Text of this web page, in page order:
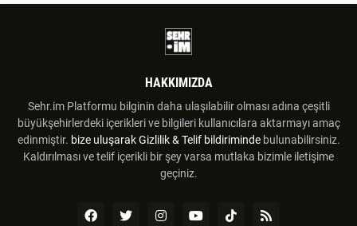
HAKKIMIZDA
Sehr.im Platformu bilginin daha ulaşılabilir olması adına çeşitli
büyükşehirlerdeki içerikleri ve bilgileri kullanıcılara aktarmayı amaç
edinmiştir. bize uluşarak Gizlilik & Telif bildiriminde bulunabilirsiniz.
Kaldırılması ve telif içerikli bir şey varsa mutlaka bizimle iletişime
geçiniz.